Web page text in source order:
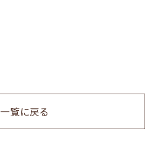
一覧に戻る